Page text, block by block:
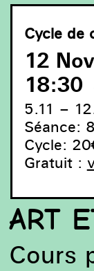
Cycle de
12
18:30
5.11 –
Séance:
Cycle:
Gratuit :
ART
Cours